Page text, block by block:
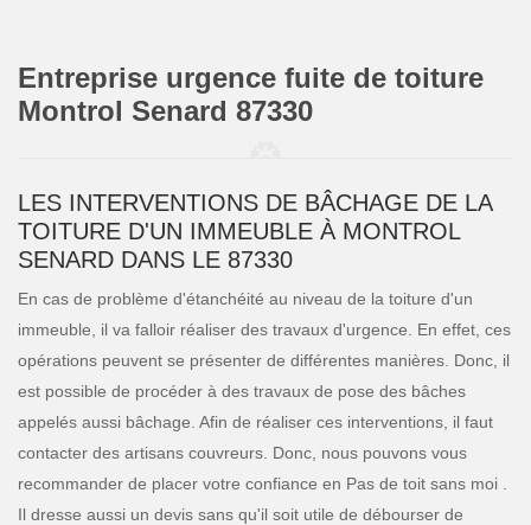
Entreprise urgence fuite de toiture
Montrol Senard 87330
LES INTERVENTIONS DE BÂCHAGE DE LA
TOITURE D'UN IMMEUBLE À MONTROL
SENARD DANS LE 87330
En cas de problème d'étanchéité au niveau de la toiture d'un
immeuble, il va falloir réaliser des travaux d'urgence. En effet, ces
opérations peuvent se présenter de différentes manières. Donc, il
est possible de procéder à des travaux de pose des bâches
appelés aussi bâchage. Afin de réaliser ces interventions, il faut
contacter des artisans couvreurs. Donc, nous pouvons vous
recommander de placer votre confiance en Pas de toit sans moi .
Il dresse aussi un devis sans qu'il soit utile de débourser de